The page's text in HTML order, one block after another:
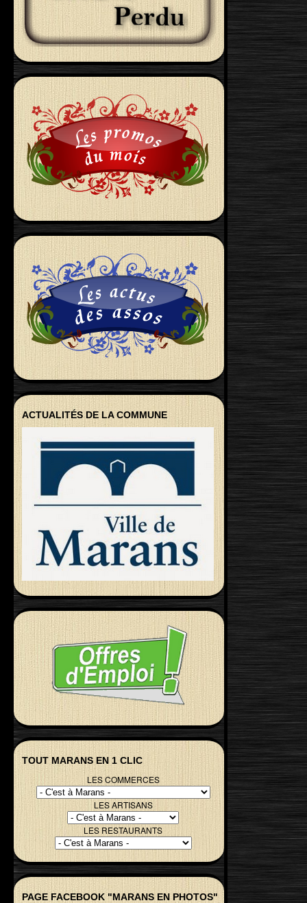
ACTUALITÉS DE LA COMMUNE
TOUT MARANS EN 1 CLIC
LES COMMERCES
LES ARTISANS
LES RESTAURANTS
PAGE FACEBOOK "MARANS EN PHOTOS"